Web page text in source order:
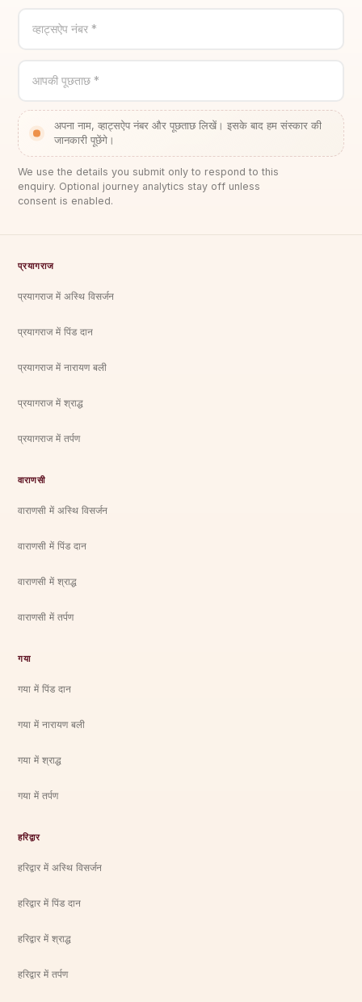
व्हाट्सऐप नंबर *
आपकी पूछताछ *
अपना नाम, व्हाट्सऐप नंबर और पूछताछ लिखें। इसके बाद हम संस्कार की
जानकारी पूछेंगे।
We use the details you submit only to respond to this
enquiry. Optional journey analytics stay off unless
consent is enabled.
प्रयागराज
प्रयागराज में अस्थि विसर्जन
प्रयागराज में पिंड दान
प्रयागराज में नारायण बली
प्रयागराज में श्राद्ध
प्रयागराज में तर्पण
वाराणसी
वाराणसी में अस्थि विसर्जन
वाराणसी में पिंड दान
वाराणसी में श्राद्ध
वाराणसी में तर्पण
गया
गया में पिंड दान
गया में नारायण बली
गया में श्राद्ध
गया में तर्पण
हरिद्वार
हरिद्वार में अस्थि विसर्जन
हरिद्वार में पिंड दान
हरिद्वार में श्राद्ध
हरिद्वार में तर्पण